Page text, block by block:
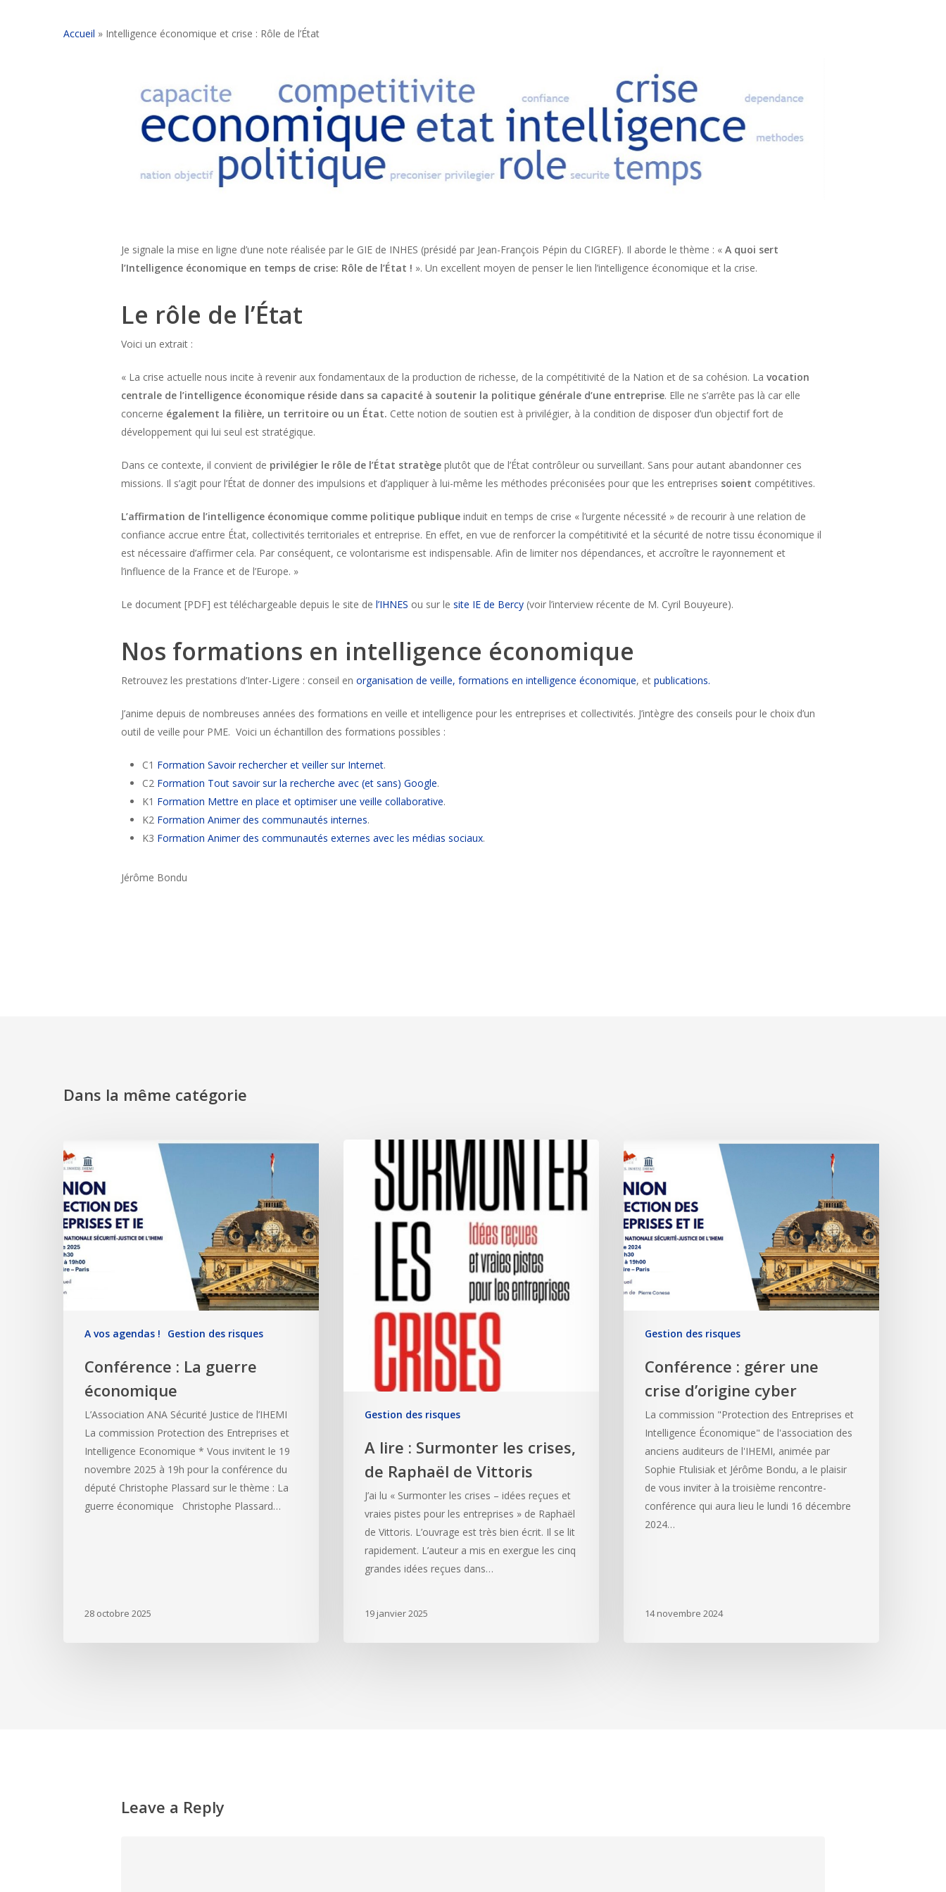
Accueil » Intelligence économique et crise : Rôle de l’État
Je signale la mise en ligne d’une note réalisée par le GIE de INHES (présidé par Jean-François Pépin du CIGREF). Il aborde le thème : « A quoi sert
l’Intelligence économique en temps de crise: Rôle de l’État ! ». Un excellent moyen de penser le lien l’intelligence économique et la crise.
Le rôle de l’État
Voici un extrait :
« La crise actuelle nous incite à revenir aux fondamentaux de la production de richesse, de la compétitivité de la Nation et de sa cohésion. La vocation
centrale de l’intelligence économique réside dans sa capacité à soutenir la politique générale d’une entreprise. Elle ne s’arrête pas là car elle
concerne également la filière, un territoire ou un État. Cette notion de soutien est à privilégier, à la condition de disposer d’un objectif fort de
développement qui lui seul est stratégique.
Dans ce contexte, il convient de privilégier le rôle de l’État stratège plutôt que de l’État contrôleur ou surveillant. Sans pour autant abandonner ces
missions. Il s’agit pour l’État de donner des impulsions et d’appliquer à lui-même les méthodes préconisées pour que les entreprises soient compétitives.
L’affirmation de l’intelligence économique comme politique publique induit en temps de crise « l’urgente nécessité » de recourir à une relation de
confiance accrue entre État, collectivités territoriales et entreprise. En effet, en vue de renforcer la compétitivité et la sécurité de notre tissu économique il
est nécessaire d’affirmer cela. Par conséquent, ce volontarisme est indispensable. Afin de limiter nos dépendances, et accroître le rayonnement et
l’influence de la France et de l’Europe. »
Le document [PDF] est téléchargeable depuis le site de l’IHNES ou sur le site IE de Bercy (voir l’interview récente de M. Cyril Bouyeure).
Nos formations en intelligence économique
Retrouvez les prestations d’Inter-Ligere : conseil en organisation de veille, formations en intelligence économique, et publications.
J’anime depuis de nombreuses années des formations en veille et intelligence pour les entreprises et collectivités. J’intègre des conseils pour le choix d’un
outil de veille pour PME. Voici un échantillon des formations possibles :
C1 Formation Savoir rechercher et veiller sur Internet.
C2 Formation Tout savoir sur la recherche avec (et sans) Google.
K1 Formation Mettre en place et optimiser une veille collaborative.
K2 Formation Animer des communautés internes.
K3 Formation Animer des communautés externes avec les médias sociaux.
Jérôme Bondu
Dans la même catégorie
A vos agendas ! Gestion des risques
Conférence : La guerre
économique
L’Association ANA Sécurité Justice de l’IHEMI
La commission Protection des Entreprises et
Intelligence Economique * Vous invitent le 19
novembre 2025 à 19h pour la conférence du
député Christophe Plassard sur le thème : La
guerre économique Christophe Plassard…
28 octobre 2025
Gestion des risques
A lire : Surmonter les crises,
de Raphaël de Vittoris
J’ai lu « Surmonter les crises – idées reçues et
vraies pistes pour les entreprises » de Raphaël
de Vittoris. L’ouvrage est très bien écrit. Il se lit
rapidement. L’auteur a mis en exergue les cinq
grandes idées reçues dans…
19 janvier 2025
Gestion des risques
Conférence : gérer une
crise d’origine cyber
La commission "Protection des Entreprises et
Intelligence Économique" de l'association des
anciens auditeurs de l'IHEMI, animée par
Sophie Ftulisiak et Jérôme Bondu, a le plaisir
de vous inviter à la troisième rencontre-
conférence qui aura lieu le lundi 16 décembre
2024…
14 novembre 2024
Leave a Reply